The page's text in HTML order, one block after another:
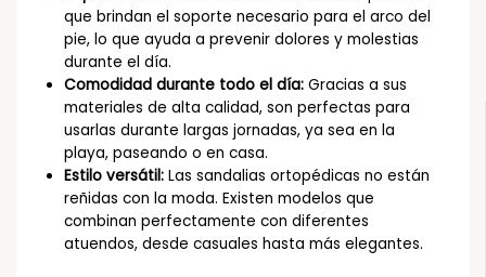
que brindan el soporte necesario para el arco del
pie, lo que ayuda a prevenir dolores y molestias
durante el día.
Comodidad durante todo el día: Gracias a sus
materiales de alta calidad, son perfectas para
usarlas durante largas jornadas, ya sea en la
playa, paseando o en casa.
Estilo versátil: Las sandalias ortopédicas no están
reñidas con la moda. Existen modelos que
combinan perfectamente con diferentes
atuendos, desde casuales hasta más elegantes.